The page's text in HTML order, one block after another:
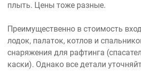
плыть. Цены тоже разные.
Преимущественно в стоимость
лодок, палаток, котлов и
снаряжения для рафтинга
каски). Однако все детали